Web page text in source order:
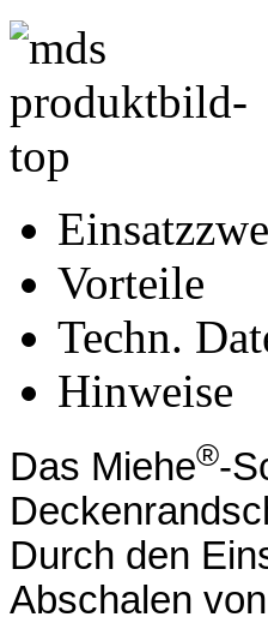
Vorteile
Techn.
Hinweise
Das Miehe®-
Durch den
Abschalen